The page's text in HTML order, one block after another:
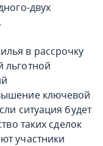
двух
в рассрочку
льготной
ключевой
ситуация будет
таких сделок
участники